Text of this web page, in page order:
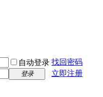
自动登录 找回密码
登录
立即注册